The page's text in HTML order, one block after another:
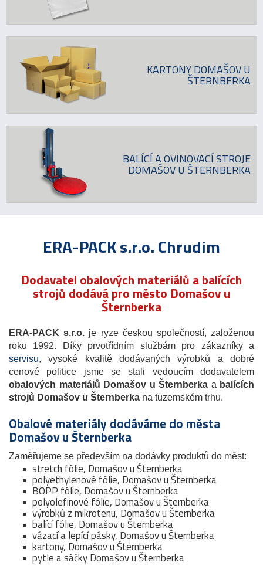
KARTONY DOMAŠOV U
ŠTERNBERKA
BALÍCÍ A OVINOVACÍ STROJE
DOMAŠOV U ŠTERNBERKA
ERA-PACK s.r.o. Chrudim
Dodavatel obalových materiálů a balících
strojů dodává pro město Domašov u
Šternberka
ERA-PACK s.r.o. je ryze českou společností, založenou
roku 1992. Díky prvotřídním službám pro zákazníky a
servisu, vysoké kvalitě dodávaných výrobků a dobré
cenové politice jsme se stali vedoucím dodavatelem
obalových materiálů Domašov u Šternberka a balících
strojů Domašov u Šternberka na tuzemském trhu.
Obalové materiály dodáváme do města
Domašov u Šternberka
Zaměřujeme se především na dodávky produktů do měst:
stretch fólie, Domašov u Šternberka
polyethylenové fólie, Domašov u Šternberka
BOPP fólie, Domašov u Šternberka
polyolefinové fólie, Domašov u Šternberka
výrobků z mikrotenu, Domašov u Šternberka
balící fólie, Domašov u Šternberka
vázací a lepící pásky, Domašov u Šternberka
kartony, Domašov u Šternberka
pytle a sáčky Domašov u Šternberka